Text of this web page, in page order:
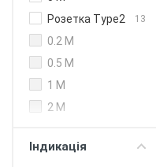
Розетка Type2 13
0.2 M
0.5 M
1 M
2 M
Індикація